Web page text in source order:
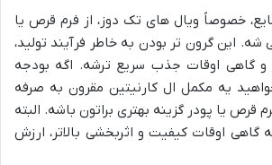
خصوصاً ویال های تک دوز، از فرم قرص یا
شه. این گرون تر بودن به خاطر فرآیند تولید،
گاهی اوقات جذب سریع ترشه. اگه بودجه
یه مکمل ال کارنیتین مقرون به صرفه
قرص یا پودر گزینه بهتری براتون باشه. البته
گاهی اوقات کیفیت و اثربخشی بالاتر، ارزش